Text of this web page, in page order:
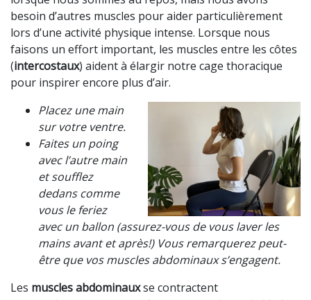
besoin d’autres muscles pour aider particulièrement
lors d’une activité physique intense. Lorsque nous
faisons un effort important, les muscles entre les côtes
(intercostaux) aident à élargir notre cage thoracique
pour inspirer encore plus d’air.
Placez une main
sur votre ventre.
Faites un poing
avec l’autre main
et soufflez
dedans comme
vous le feriez
avec un ballon (assurez-vous de vous laver les
mains avant et après!) Vous remarquerez peut-
être que vos muscles abdominaux s’engagent.
Les muscles abdominauxse contractent